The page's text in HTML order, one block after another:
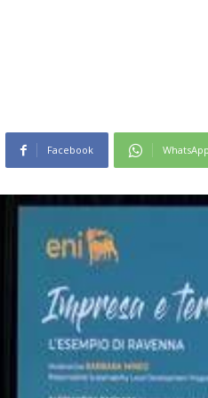
Facebook